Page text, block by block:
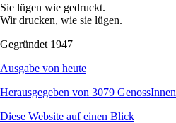
Sie lügen wie gedruckt.
Wir drucken, wie sie lügen.
Gegründet 1947
Ausgabe von heute
Herausgegeben von 3079 GenossInnen
Diese Website auf einen Blick